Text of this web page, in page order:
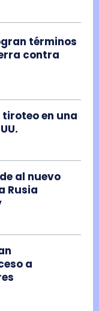
términos
contra
en una
al nuevo
Rusia
a